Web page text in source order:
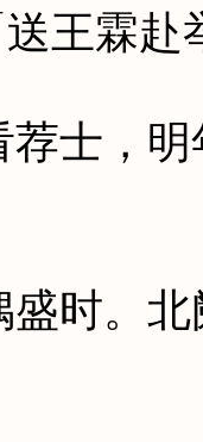
王霖赴
，明
。北